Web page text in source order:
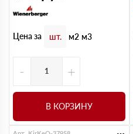
Цена за шт. м2 м3
- +
В КОРЗИНУ